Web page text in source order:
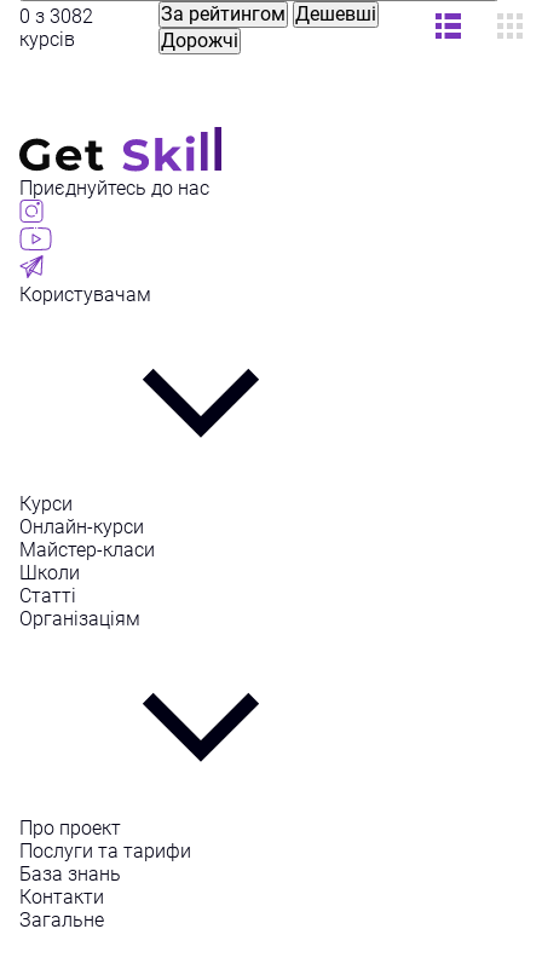
0 з 3082
курсів
За рейтингом Дешевші
Дорожчі
Приєднуйтесь до нас
Користувачам
Курси
Онлайн-курси
Майстер-класи
Школи
Статті
Організаціям
Про проект
Послуги та тарифи
База знань
Контакти
Загальне